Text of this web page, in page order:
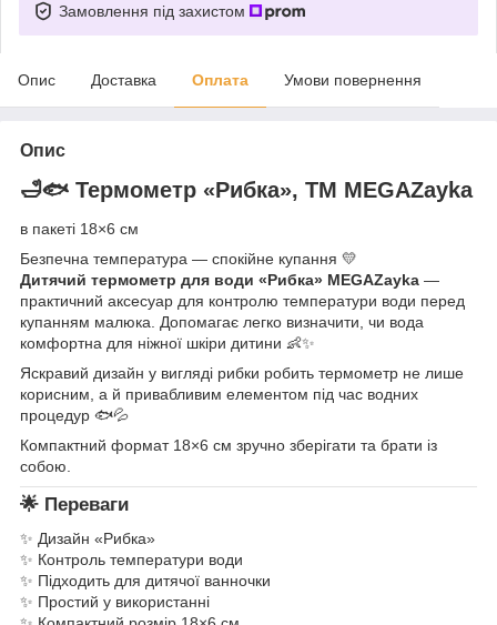
Замовлення під захистом
Опис Доставка Оплата Умови повернення
Опис
🛁🐟 Термометр «Рибка», ТМ MEGAZayka
в пакеті 18×6 см
Безпечна температура — спокійне купання 💛
Дитячий термометр для води «Рибка» MEGAZayka —
практичний аксесуар для контролю температури води перед
купанням малюка. Допомагає легко визначити, чи вода
комфортна для ніжної шкіри дитини 👶✨
Яскравий дизайн у вигляді рибки робить термометр не лише
корисним, а й привабливим елементом під час водних
процедур 🐟💦
Компактний формат 18×6 см зручно зберігати та брати із
собою.
🌟 Переваги
✨ Дизайн «Рибка»
✨ Контроль температури води
✨ Підходить для дитячої ванночки
✨ Простий у використанні